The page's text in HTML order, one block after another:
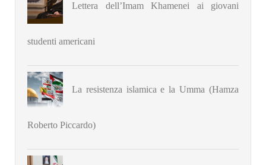
Lettera dell’Imam Khamenei ai giovani
studenti americani
La resistenza islamica e la Umma (Hamza
Roberto Piccardo)